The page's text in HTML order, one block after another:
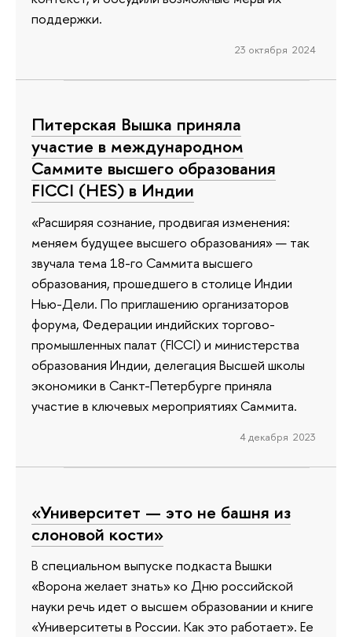
поддержки.
23 октября 2024
Питерская Вышка приняла
участие в международном
Саммите высшего образования
FICCI (HES) в Индии
«Расширяя сознание, продвигая изменения:
меняем будущее высшего образования» — так
звучала тема 18-го Саммита высшего
образования, прошедшего в столице Индии
Нью-Дели. По приглашению организаторов
форума, Федерации индийских торгово-
промышленных палат (FICCI) и министерства
образования Индии, делегация Высшей школы
экономики в Санкт-Петербурге приняла
участие в ключевых мероприятиях Саммита.
4 декабря 2023
«Университет — это не башня из
слоновой кости»
В специальном выпуске подкаста Вышки
«Ворона желает знать» ко Дню российской
науки речь идет о высшем образовании и книге
«Университеты в России. Как это работает». Ее